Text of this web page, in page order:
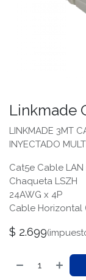
Linkmade
LINKMADE 3MT
INYECTADO
Cat5e Cable
Chaqueta LSZH
24AWG x 4P
Cable
$ 2.699